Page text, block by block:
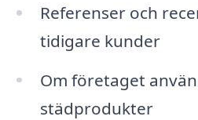
Referenser och
tidigare kunder
Om företaget
städprodukter